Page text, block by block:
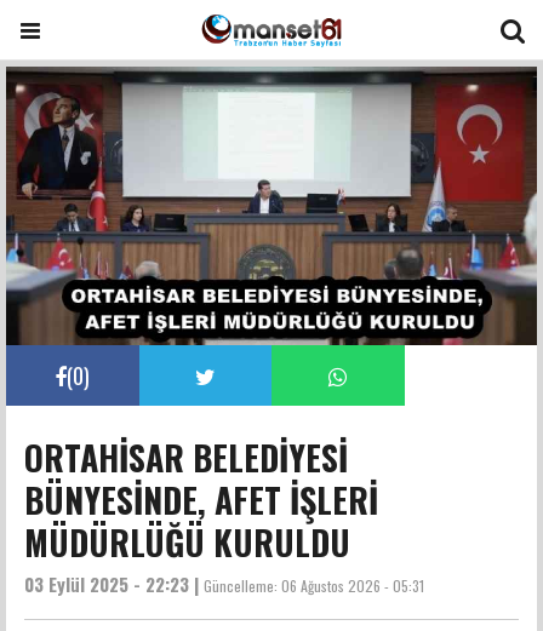
(0)
ORTAHİSAR BELEDİYESİ
BÜNYESİNDE, AFET İŞLERİ
MÜDÜRLÜĞÜ KURULDU
03 Eylül 2025 - 22:23 | Güncelleme: 06 Ağustos 2026 - 05:31